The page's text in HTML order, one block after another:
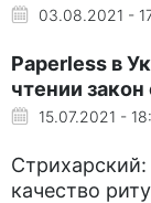
03.08.2021 -
Рaperless в
чтении
15.07.2021 -
качество